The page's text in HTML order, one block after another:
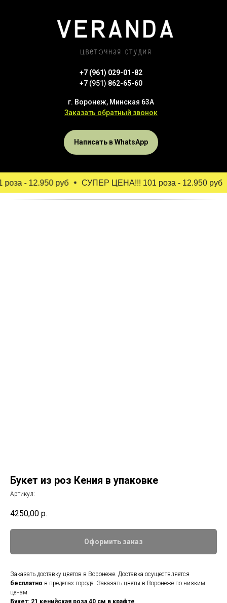
+7 (961) 029-01-82
+7 (951) 862-65-60
г. Воронеж, Минская 63А
Заказать обратный звонок
Написать в WhatsApp
- 12.950 руб СУПЕР ЦЕНА!!! 101 роза - 12.950 руб
Букет из роз Кения в упаковке
Артикул:
4250,00 р.
Оформить заказ
Заказать доставку цветов в Воронеже. Доставка осуществляется
бесплатно в пределах города. Заказать цветы в Воронеже по низким
ценам